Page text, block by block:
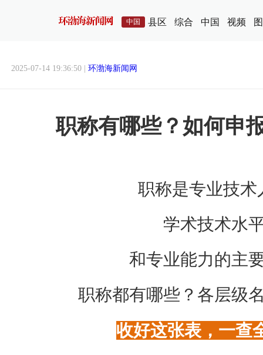
中国 县区 综合 中国 视频
2025-07-14 19:36:50 | 环渤海新闻网
职称有哪些？如何申
职称是专业技术
学术技术水
和专业能力的主
职称都有哪些？各层级
收好这张表，一查